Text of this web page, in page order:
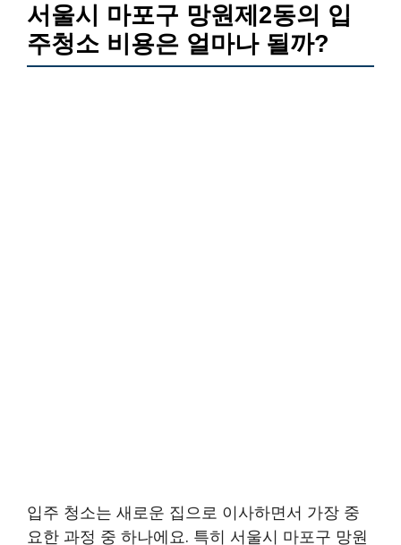
서울시 마포구 망원제2동의 입
주청소 비용은 얼마나 될까?
입주 청소는 새로운 집으로 이사하면서 가장 중
요한 과정 중 하나에요. 특히 서울시 마포구 망원